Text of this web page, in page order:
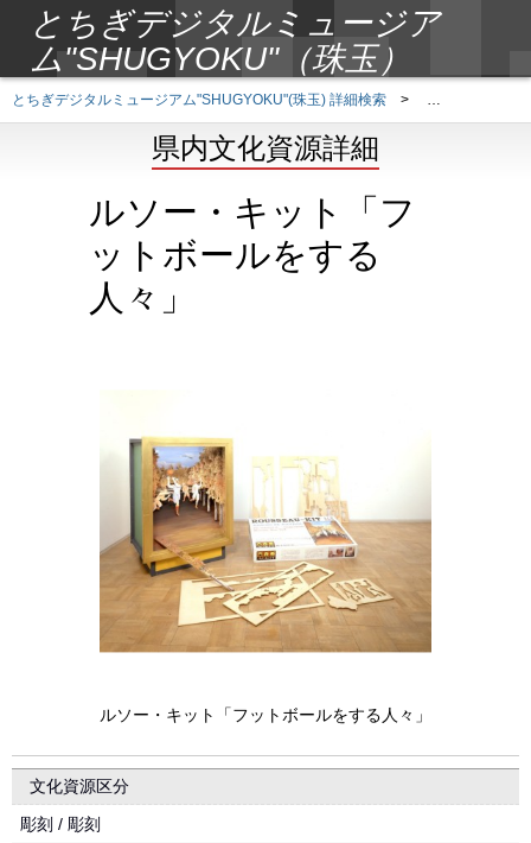
とちぎデジタルミュージア
ム"SHUGYOKU"（珠玉）
とちぎデジタルミュージアム"SHUGYOKU"(珠玉) 詳細検索 > 県内文化資源詳
県内文化資源詳細
ルソー・キット「フ
ットボールをする
人々」
ルソー・キット「フットボールをする人々」
文化資源区分
彫刻 / 彫刻